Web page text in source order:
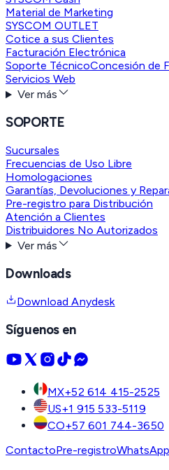
Material de Marketing
SYSCOM OUTLET
Cotice a sus Clientes
Facturación Electrónica
Soporte TécnicoConcesión de
Servicios Web
Ver más
SOPORTE
Sucursales
Frecuencias de Uso Libre
Homologaciones
Garantías, Devoluciones y
Pre-registro para Distribución
Atención a Clientes
Distribuidores No Autorizados
Ver más
Downloads
Download Anydesk
Síguenos en
MX+52 614 415-2525
US+1 915 533-5119
CO+57 601 744-3650
ContactoPre-registroWhatsApp